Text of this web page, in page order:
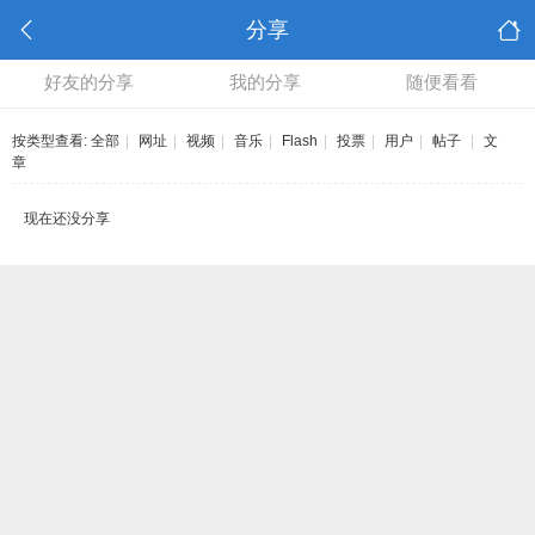
分享
好友的分享 我的分享 随便看看
按类型查看: 全部 网址 视频 音乐 Flash 投票 用户 帖子
文
章
现在还没分享